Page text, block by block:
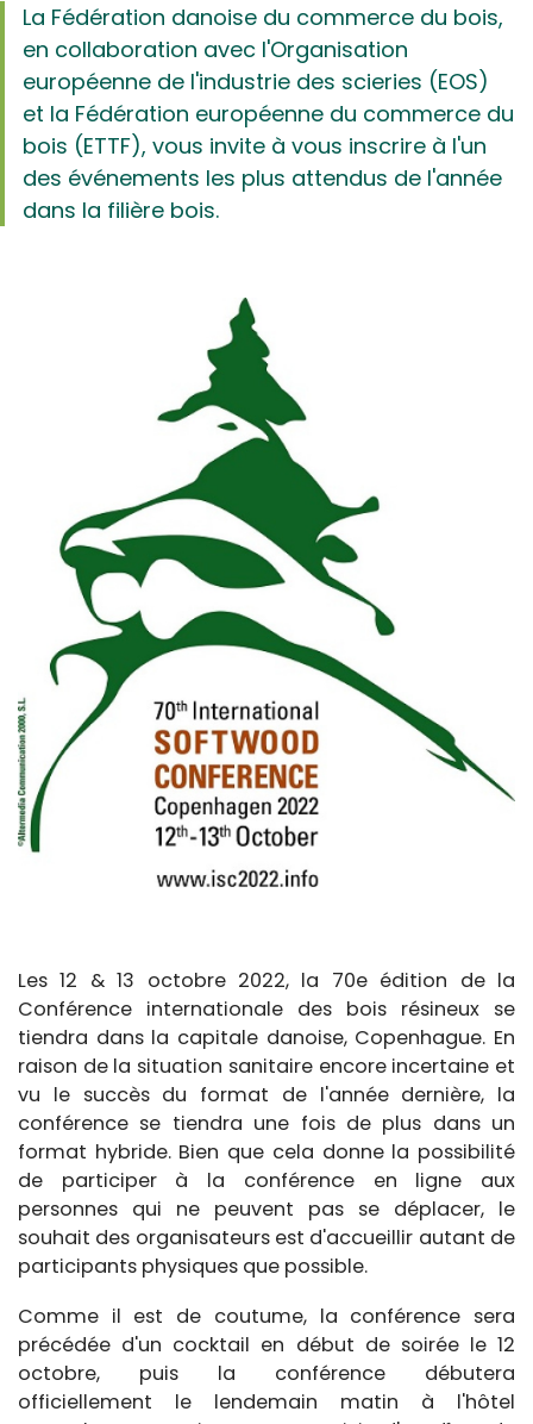
La Fédération danoise du commerce du bois,
en collaboration avec l'Organisation
européenne de l'industrie des scieries (EOS)
et la Fédération européenne du commerce du
bois (ETTF), vous invite à vous inscrire à l'un
des événements les plus attendus de l'année
dans la filière bois.
Les 12 & 13 octobre 2022, la 70e édition de la
Conférence internationale des bois résineux se
tiendra dans la capitale danoise, Copenhague. En
raison de la situation sanitaire encore incertaine et
vu le succès du format de l'année dernière, la
conférence se tiendra une fois de plus dans un
format hybride. Bien que cela donne la possibilité
de participer à la conférence en ligne aux
personnes qui ne peuvent pas se déplacer, le
souhait des organisateurs est d'accueillir autant de
participants physiques que possible.
Comme il est de coutume, la conférence sera
précédée d'un cocktail en début de soirée le 12
octobre, puis la conférence débutera
officiellement le lendemain matin à l'hôtel